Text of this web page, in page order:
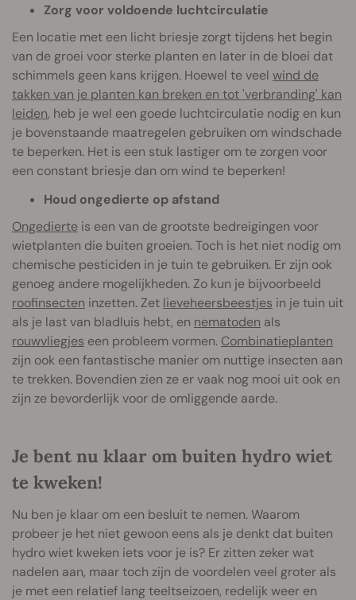
Zorg voor voldoende luchtcirculatie
Een locatie met een licht briesje zorgt tijdens het begin
van de groei voor sterke planten en later in de bloei dat
schimmels geen kans krijgen. Hoewel te veel wind de
takken van je planten kan breken en tot 'verbranding' kan
leiden, heb je wel een goede luchtcirculatie nodig en kun
je bovenstaande maatregelen gebruiken om windschade
te beperken. Het is een stuk lastiger om te zorgen voor
een constant briesje dan om wind te beperken!
Houd ongedierte op afstand
Ongedierte is een van de grootste bedreigingen voor
wietplanten die buiten groeien. Toch is het niet nodig om
chemische pesticiden in je tuin te gebruiken. Er zijn ook
genoeg andere mogelijkheden. Zo kun je bijvoorbeeld
roofinsecten inzetten. Zet lieveheersbeestjes in je tuin uit
als je last van bladluis hebt, en nematoden als
rouwvliegjes een probleem vormen. Combinatieplanten
zijn ook een fantastische manier om nuttige insecten aan
te trekken. Bovendien zien ze er vaak nog mooi uit ook en
zijn ze bevorderlijk voor de omliggende aarde.
Je bent nu klaar om buiten hydro wiet
te kweken!
Nu ben je klaar om een besluit te nemen. Waarom
probeer je het niet gewoon eens als je denkt dat buiten
hydro wiet kweken iets voor je is? Er zitten zeker wat
nadelen aan, maar toch zijn de voordelen veel groter als
je met een relatief lang teeltseizoen, redelijk weer en